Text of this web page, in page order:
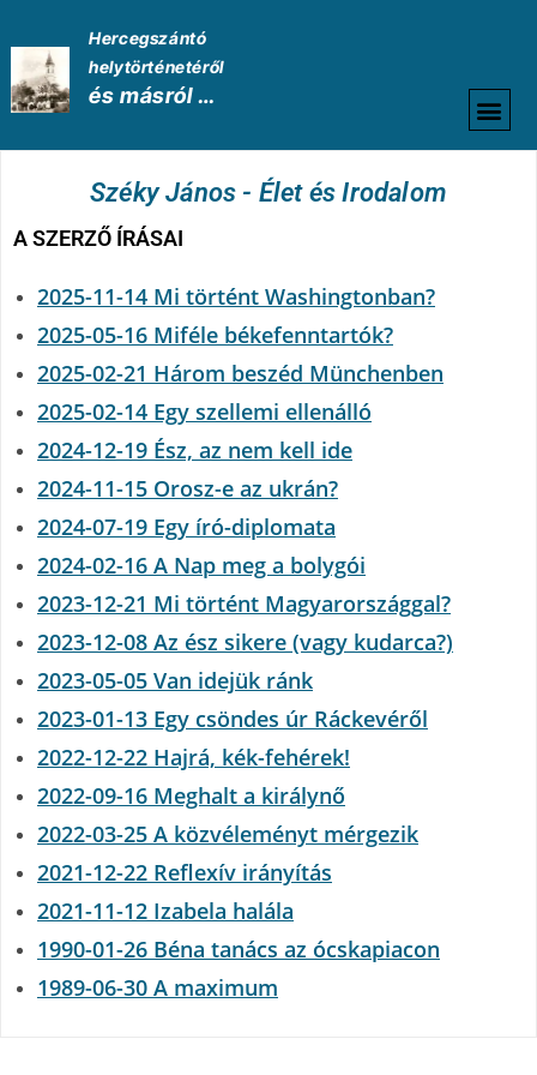
Hercegszántó
helytörténetéről
és másról …
Széky János - Élet és Irodalom
A SZERZŐ ÍRÁSAI
2025-11-14 Mi történt Washingtonban?
2025-05-16 Miféle béke­fenntartók?
2025-02-21 Három beszéd Münchenben
2025-02-14 Egy szellemi ellenálló
2024-12-19 Ész, az nem kell ide
2024-11-15 Orosz-e az ukrán?
2024-07-19 Egy író-diplomata
2024-02-16 A Nap meg a bolygói
2023-12-21 Mi történt Magyarországgal?
2023-12-08 Az ész sikere (vagy kudarca?)
2023-05-05 Van idejük ránk
2023-01-13 Egy csöndes úr Ráckevéről
2022-12-22 Hajrá, kék-fehérek!
2022-09-16 Meghalt a királynő
2022-03-25 A közvéleményt mérgezik
2021-12-22 Reflexív irányítás
2021-11-12 Izabela halála
1990-01-26 Béna tanács az ócskapiacon
1989-06-30 A maximum